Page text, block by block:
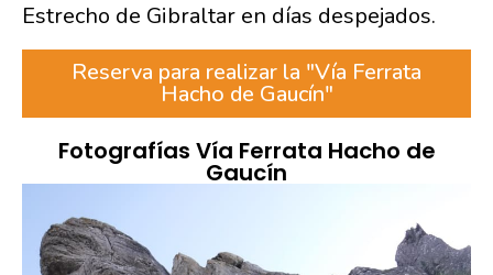
Estrecho de Gibraltar en días despejados.
Reserva para realizar la "Vía Ferrata
Hacho de Gaucín"
Fotografías Vía Ferrata Hacho de
Gaucín